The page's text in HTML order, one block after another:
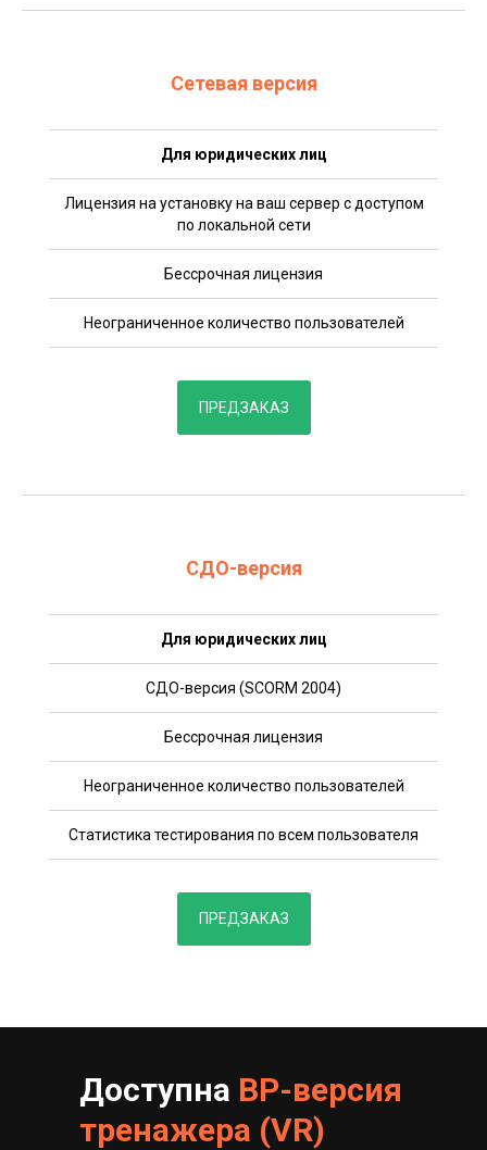
Сетевая версия
Для юридических лиц
Лицензия на установку на ваш сервер с доступом
по локальной сети
Бессрочная лицензия
Неограниченное количество пользователей
ПРЕДЗАКАЗ
СДО-версия
Для юридических лиц
СДО-версия (SCORM 2004)
Бессрочная лицензия
Неограниченное количество пользователей
Статистика тестирования по всем пользователя
ПРЕДЗАКАЗ
Доступна ВР-версия
тренажера (VR)